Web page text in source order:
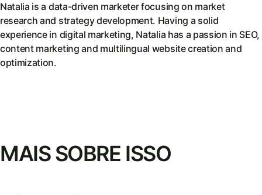
Natalia is a data-driven marketer focusing on market
research and strategy development. Having a solid
experience in digital marketing, Natalia has a passion in SEO,
content marketing and multilingual website creation and
optimization.
MAIS SOBRE ISSO